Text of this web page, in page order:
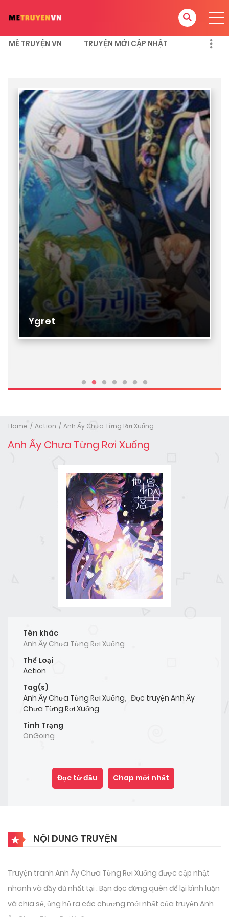
MÊ TRUYỆN VN TRUYỆN MỚI CẬP NHẬT
Ygret
Home Action Anh Ấy Chưa Từng Rơi Xuống
Anh Ấy Chưa Từng Rơi Xuống
Tên khác
Anh Ấy Chưa Từng Rơi Xuống
Thể Loại
Action
Tag(s)
Anh Ấy Chưa Từng Rơi Xuống, Đọc truyện Anh Ấy
Chưa Từng Rơi Xuống
Tình Trạng
OnGoing
Đọc từ đầu Chap mới nhất
NỘI DUNG TRUYỆN
Truyện tranh Anh Ấy Chưa Từng Rơi Xuống được cập nhật
nhanh và đầy đủ nhất tại . Bạn đọc đừng quên để lại bình luận
và chia sẻ, ủng hộ ra các chương mới nhất của truyện Anh